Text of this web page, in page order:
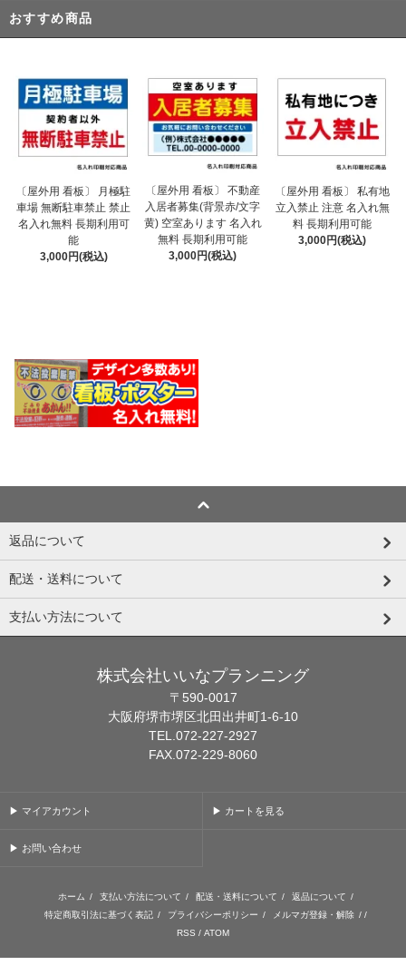
おすすめ商品
〔屋外用 看板〕 月極駐
車場 無断駐車禁止 禁止
名入れ無料 長期利用可
能
3,000円(税込)
〔屋外用 看板〕 不動産
入居者募集(背景赤/文字
黄) 空室あります 名入れ
無料 長期利用可能
3,000円(税込)
〔屋外用 看板〕 私有地
立入禁止 注意 名入れ無
料 長期利用可能
3,000円(税込)
返品について
配送・送料について
支払い方法について
株式会社いいなプランニング
〒590-0017
大阪府堺市堺区北田出井町1-6-10
TEL.072-227-2927
FAX.072-229-8060
▶ マイアカウント ▶ カートを見る
▶ お問い合わせ
ホーム / 支払い方法について / 配送・送料について / 返品について /
特定商取引法に基づく表記 / プライバシーポリシー / メルマガ登録・解除 / /
RSS / ATOM